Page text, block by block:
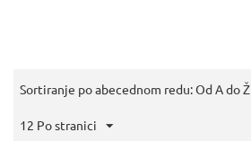
Sortiranje po abecednom redu: Od A do Ž
12 Po stranici